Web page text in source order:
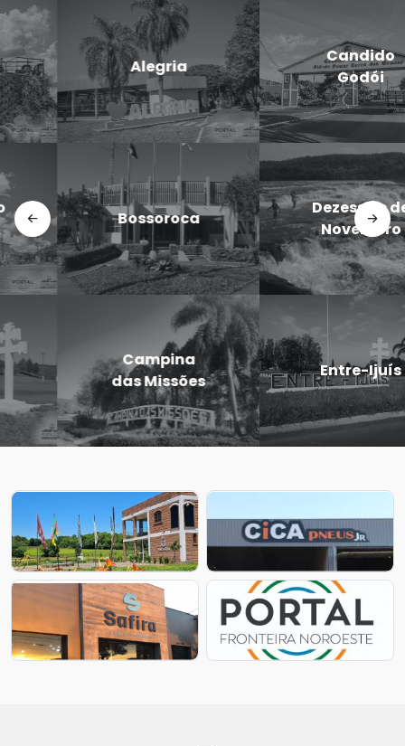
Candido
Godói
Cerro Largo
Dezesseis de
Novembro
Doutor
Maurício
Cardoso
Entre-Ijuís
Eugênio de
Castro